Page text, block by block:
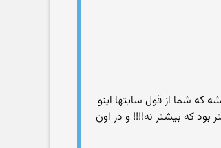
که شما از قول سایتها اینو
که بیشتر نه!!!! و در اون